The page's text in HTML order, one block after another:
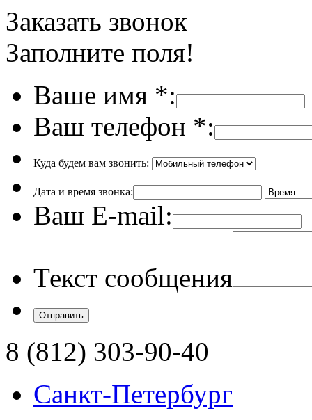
Заказать звонок
Заполните поля!
Ваше имя *:
Ваш телефон *:
Куда будем вам звонить:
Дата и время звонка:
Ваш E-mail:
Текст сообщения
8 (812) 303-90-40
Санкт-Петербург